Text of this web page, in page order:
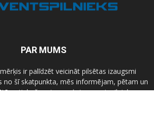
PAR MUMS
ir palīdzēt veicināt pilsētas izaugsmi
no šī skatpunkta, mēs informējam, pētam un
notiekošo, atspoguļojam ventspilnieku,